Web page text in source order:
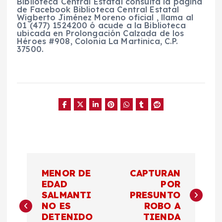
de Facebook Biblioteca Central Estatal
Wigberto Jiménez Moreno oficial , llama al
01 (477) 1524200 ó acude a la Biblioteca
ubicada en Prolongación Calzada de los
Héroes #908, Colonia La Martinica, C.P.
37500.
v
MENOR DE
EDAD
SALMANTI
NO ES
DETENIDO
CAPTURAN
POR
PRESUNTO
ROBO A
TIENDA